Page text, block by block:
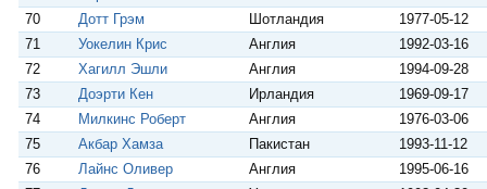
70
Дотт Грэм Шотландия
1977-05-12
71
Уокелин Крис Англия
1992-03-16
72
Хагилл Эшли Англия
1994-09-28
73
Доэрти Кен Ирландия
1969-09-17
74
Милкинс Роберт Англия
1976-03-06
75
Акбар Хамза Пакистан
1993-11-12
76
Лайнс Оливер Англия
1995-06-16